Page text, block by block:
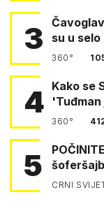
3
su u
360°
4 Kako se
360°
5
Pejin
CRNI